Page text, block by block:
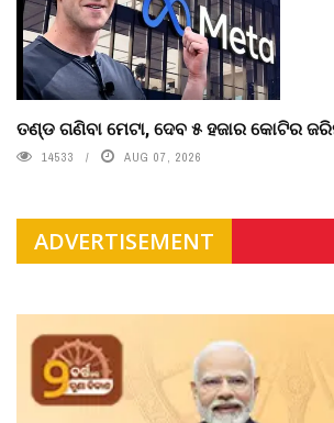
ତଣ୍ଡ ଗଣିବା ମେଟା, ଦେବ ୫ ହଜାର କୋଟିର
14533 AUG 07, 2026
ADVERTISEMENT